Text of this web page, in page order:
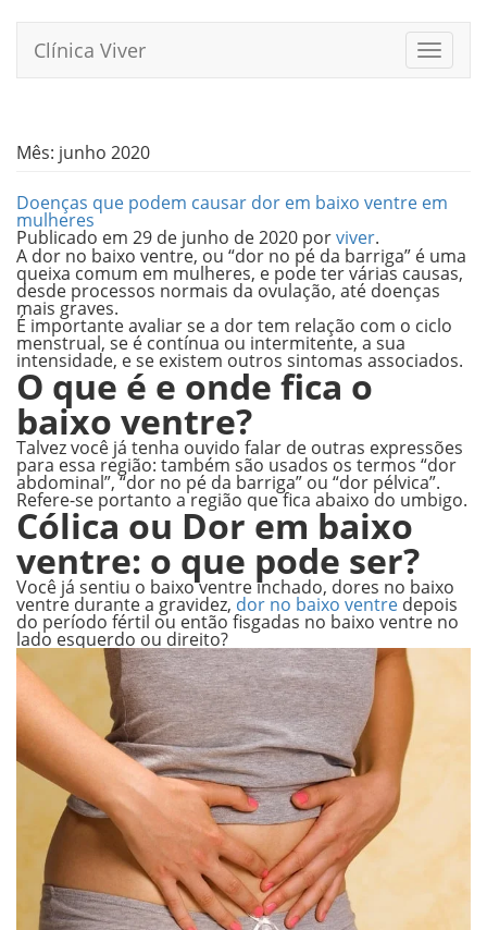
Pular
para
o
conteúdo
Clínica Viver
Mês: junho 2020
Doenças que podem causar dor em baixo ventre em
mulheres
Publicado em 29 de junho de 2020 porviver.
A dor no baixo ventre, ou “dor no pé da barriga” é uma
queixa comum em mulheres, e pode ter várias causas,
desde processos normais da ovulação, até doenças
mais graves.
É importante avaliar se a dor tem relação com o ciclo
menstrual, se é contínua ou intermitente, a sua
intensidade, e se existem outros sintomas associados.
O que é e onde fica o
baixo ventre?
Talvez você já tenha ouvido falar de outras expressões
para essa região: também são usados os termos “dor
abdominal”, “dor no pé da barriga” ou “dor pélvica”.
Refere-se portanto a região que fica abaixo do umbigo.
Cólica ou Dor em baixo
ventre: o que pode ser?
Você já sentiu o baixo ventre inchado, dores no baixo
ventre durante a gravidez, dor no baixo ventre depois
do período fértil ou então fisgadas no baixo ventre no
lado esquerdo ou direito?